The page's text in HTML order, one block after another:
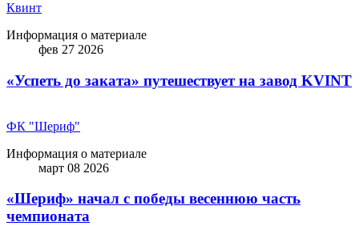
Квинт
Информация о материале
фев 27 2026
«Успеть до заката» путешествует на завод KVINT
ФК "Шериф"
Информация о материале
март 08 2026
«Шериф» начал с победы весеннюю часть
чемпионата